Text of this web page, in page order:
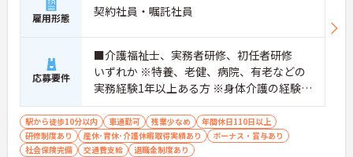
ップを上げることで、年収600万円以上を見据えた
キャリア形成が可能です。
自身のスケジュールに合わせて有給休暇の消化もし
やすく、プライベートの時間を確保しながら管理職
としてご活躍いただけます。
雇用形態 契約社員・嘱託社員
応募要件
■介護福祉士、実務者研修、初任者研修
いずれか ※特養、老健、病院、有老などの
実務経験1年以上ある方 ※身体介護の経験年
以上ある方、機械浴の使用の経験のある方
歓迎
駅から徒歩10分以内 車通勤可 残業少なめ
年間休日110日以上
研修制度あり
産休･育休･介護休暇取得実績あり
ボーナス・賞与あり
社会保険完備
交通費支給 退職金制度あり